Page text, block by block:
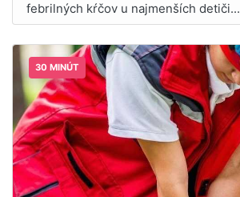
febrilných kŕčov u najmenších detiči...
30 MINÚT